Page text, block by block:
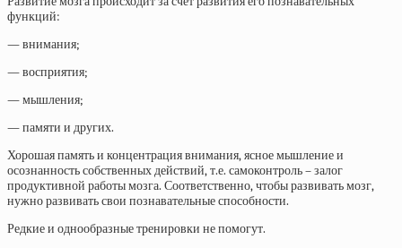
функций:
— внимания;
— восприятия;
— мышления;
— памяти и других.
Хорошая память и концентрация внимания, ясное мышление и
осознанность собственных действий, т.е. самоконтроль – залог
продуктивной работы мозга. Соответственно, чтобы развивать мозг,
нужно развивать свои познавательные способности.
Редкие и однообразные тренировки не помогут.